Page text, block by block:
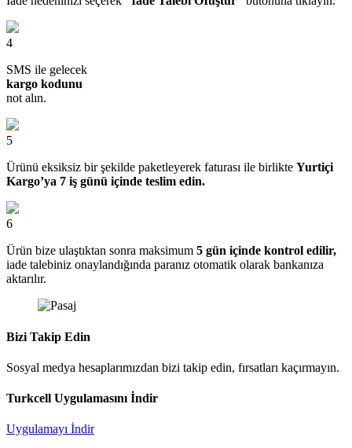
4
SMS ile gelecek
kargo kodunu
not alın.
5
Ürünü eksiksiz bir şekilde paketleyerek faturası ile birlikte Yurtiçi
Kargo’ya 7 iş günü içinde teslim edin.
6
Ürün bize ulaştıktan sonra maksimum 5 gün içinde kontrol edilir,
iade talebiniz onaylandığında paranız otomatik olarak bankanıza
aktarılır.
Bizi Takip Edin
Sosyal medya hesaplarımızdan bizi takip edin, fırsatları kaçırmayın.
Turkcell Uygulamasını İndir
Uygulamayı İndir